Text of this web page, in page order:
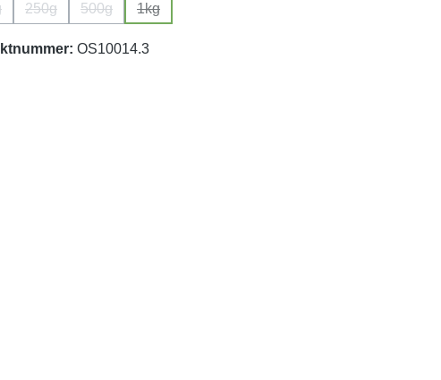
Option ist zurzeit nicht verfügbar.)
250g
(Diese Option ist zurzeit nicht verfügbar.)
500g
(Diese Option ist zurzeit nicht verfügbar.)
1kg
(Diese Option ist zurzeit nicht verfügbar.)
OS10014.3